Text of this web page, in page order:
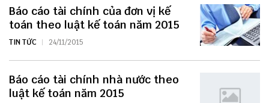
Báo cáo tài chính của đơn vị kế
toán theo luật kế toán năm 2015
TIN TỨC 24/11/2015
Báo cáo tài chính nhà nước theo
luật kế toán năm 2015